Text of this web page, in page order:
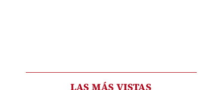
LAS MÁS VISTAS